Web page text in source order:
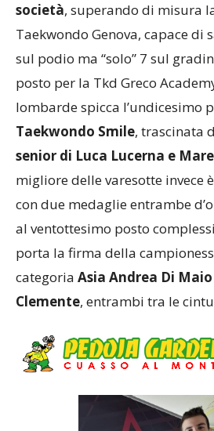
società, superando di misura
Taekwondo Genova, capace di
sul podio ma “solo” 7 sul
posto per la Tkd Greco
lombarde spicca l’undicesimo
Taekwondo Smile, trascinata
senior di Luca Lucerna e
migliore delle varesotte invece è
con due medaglie entrambe
al ventottesimo posto
porta la firma della
categoria Asia Andrea Di Maio
Clemente, entrambi tra le